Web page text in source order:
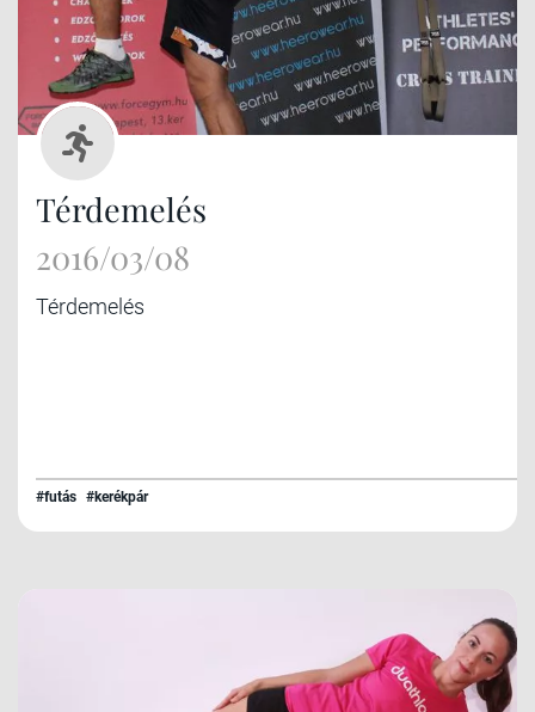
Térdemelés
2016/03/08
Térdemelés
#futás #kerékpár